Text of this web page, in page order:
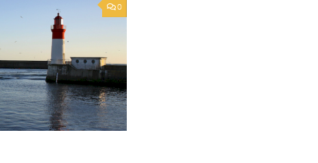
0